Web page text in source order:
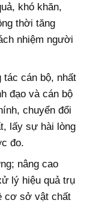
khó khăn,
thời tăng
nhiệm người
tác cán bộ, nhất
đạo và cán bộ
chuyển đổi
lấy sự hài lòng
đo.
nâng cao
lý hiệu quả trụ
cơ sở vật chất